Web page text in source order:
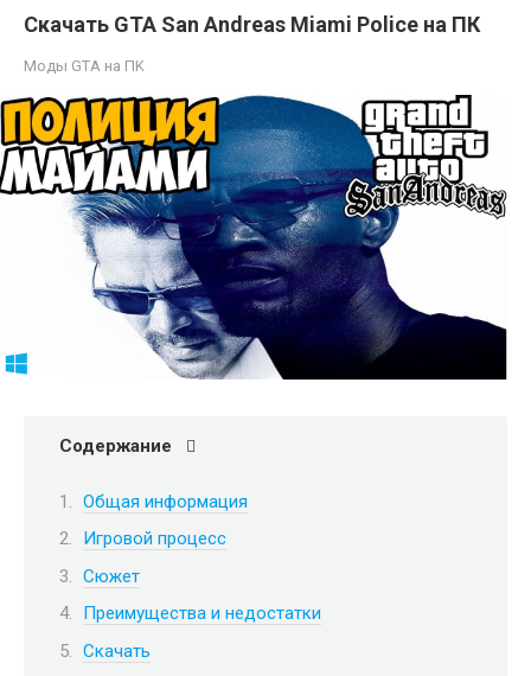
Скачать GTA San Andreas Miami Police на ПК
Моды GTA на ПK
Содержание
Общая информация
Игровой процесс
Сюжет
Преимущества и недостатки
Скачать